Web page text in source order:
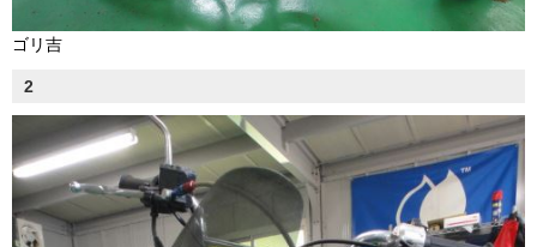
ゴリ吉
2